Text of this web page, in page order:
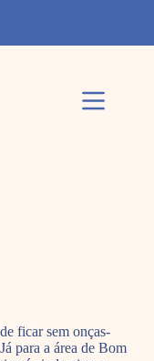
ficar sem onças-
para a área de Bom